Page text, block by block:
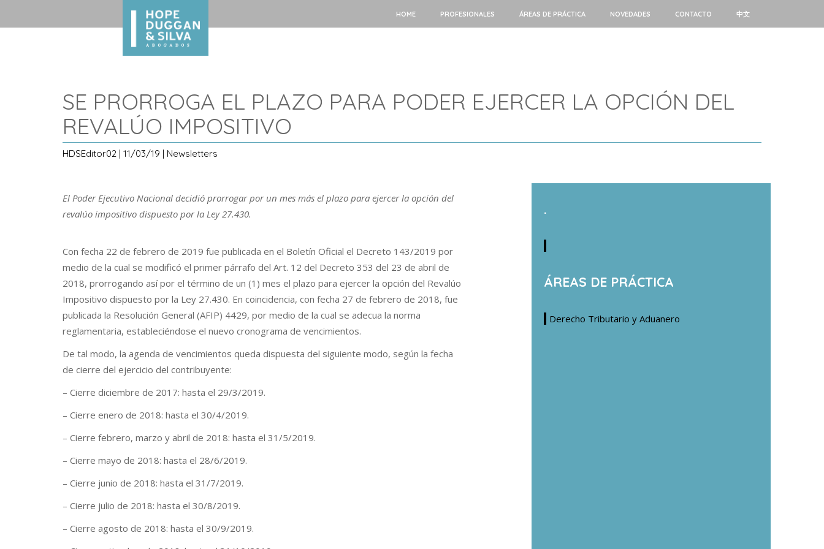
HOME PROFESIONALES ÁREAS DE PRÁCTICA NOVEDADES CONTACTO 中文
SE PRORROGA EL PLAZO PARA PODER EJERCER LA OPCIÓN DEL
REVALÚO IMPOSITIVO
HDSEditor02 | 11/03/19 | Newsletters
El Poder Ejecutivo Nacional decidió prorrogar por un mes más el plazo para ejercer la opción del
revalúo impositivo dispuesto por la Ley 27.430.
Con fecha 22 de febrero de 2019 fue publicada en el Boletín Oficial el Decreto 143/2019 por
medio de la cual se modificó el primer párrafo del Art. 12 del Decreto 353 del 23 de abril de
2018, prorrogando así por el término de un (1) mes el plazo para ejercer la opción del Revalúo
Impositivo dispuesto por la Ley 27.430. En coincidencia, con fecha 27 de febrero de 2018, fue
publicada la Resolución General (AFIP) 4429, por medio de la cual se adecua la norma
reglamentaria, estableciéndose el nuevo cronograma de vencimientos.
De tal modo, la agenda de vencimientos queda dispuesta del siguiente modo, según la fecha
de cierre del ejercicio del contribuyente:
– Cierre diciembre de 2017: hasta el 29/3/2019.
– Cierre enero de 2018: hasta el 30/4/2019.
– Cierre febrero, marzo y abril de 2018: hasta el 31/5/2019.
– Cierre mayo de 2018: hasta el 28/6/2019.
– Cierre junio de 2018: hasta el 31/7/2019.
– Cierre julio de 2018: hasta el 30/8/2019.
– Cierre agosto de 2018: hasta el 30/9/2019.
.
ÁREAS DE PRÁCTICA
Derecho Tributario y Aduanero